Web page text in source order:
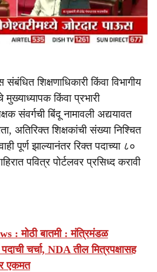
शिक्षणाधिकारी किंवा विभागीय
किंवा प्रभारी
संवर्गची बिंदू नामावली अद्ययावत
अतिरिक्त शिक्षकांची संख्या निश्चित
पूर्ण झाल्यानंतर रिक्त पदाच्या ८०
पवित्र पोर्टलवर प्रसिध्द करावी
: मोठी बातमी : मंत्रिमंडळ
चर्चा, NDA तील मित्रपक्षासह
एकमत